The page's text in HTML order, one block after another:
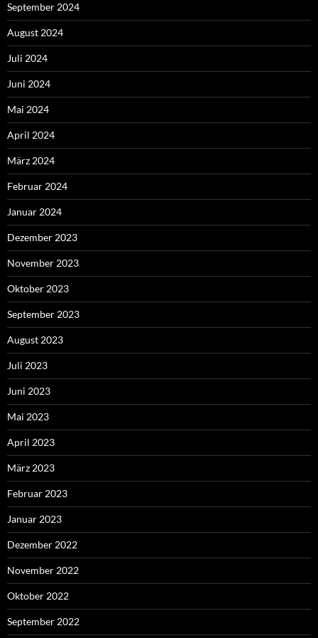
September 2024
August 2024
Juli 2024
Juni 2024
Mai 2024
April 2024
März 2024
Februar 2024
Januar 2024
Dezember 2023
November 2023
Oktober 2023
September 2023
August 2023
Juli 2023
Juni 2023
Mai 2023
April 2023
März 2023
Februar 2023
Januar 2023
Dezember 2022
November 2022
Oktober 2022
September 2022